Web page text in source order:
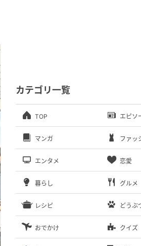
カテゴリ一覧
TOP エピソ
マンガ ファッ
エンタメ 恋愛
暮らし グルメ
レシピ どうぶ
おでかけ クイズ